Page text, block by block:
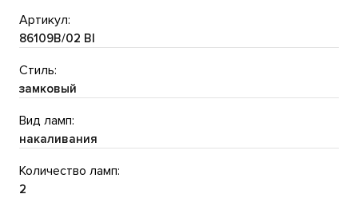
Артикул:
86109B/02 Bl
Стиль:
замковый
Вид ламп:
накаливания
Количество ламп:
2